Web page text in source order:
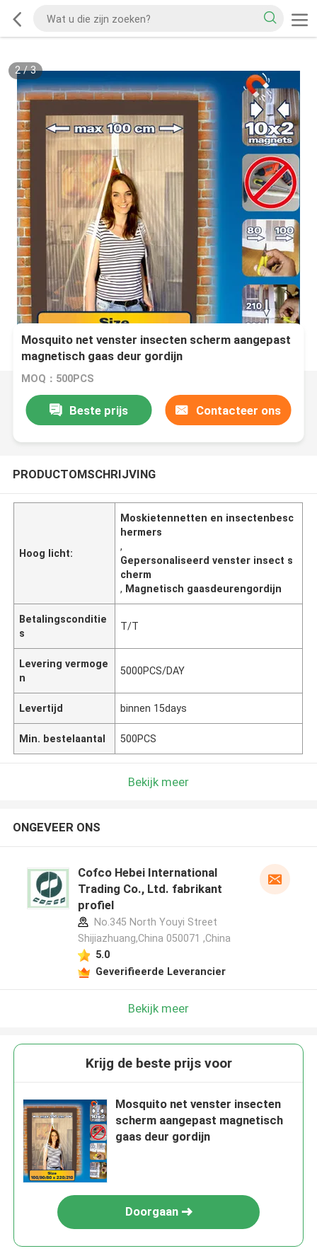
2/3
Mosquito net venster insecten scherm aangepast
magnetisch gaas deur gordijn
MOQ：500PCS
Beste prijs Contacteer ons
PRODUCTOMSCHRIJVING
Hoog licht:
Moskietennetten en insectenbesc
hermers
,
Gepersonaliseerd venster insect s
cherm
, Magnetisch gaasdeurengordijn
Betalingsconditie
s
T/T
Levering vermoge
n
5000PCS/DAY
Levertijd binnen 15days
Min. bestelaantal 500PCS
Bekijk meer
ONGEVEER ONS
Cofco Hebei International
Trading Co., Ltd. fabrikant
profiel
No.345 North Youyi Street
Shijiazhuang,China 050071 ,China
5.0
Geverifieerde Leverancier
Bekijk meer
Krijg de beste prijs voor
Mosquito net venster insecten
scherm aangepast magnetisch
gaas deur gordijn
Doorgaan